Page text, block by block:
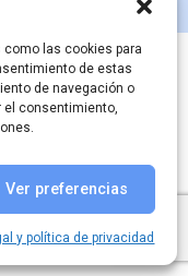
las cookies para
de estas
de navegación o
el consentimiento,
Ver preferencias
y política de privacidad